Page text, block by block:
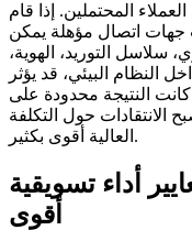
المحتملين. إذا قام
جهات اتصال مؤهلة يمكن
سلاسل التوريد، الهوية،
النظام البيئي، قد يؤثر
كانت النتيجة محدودة على
الانتقادات حول التكلفة
العالية أقوى بكثير.
أداء تسويقية
أقوى